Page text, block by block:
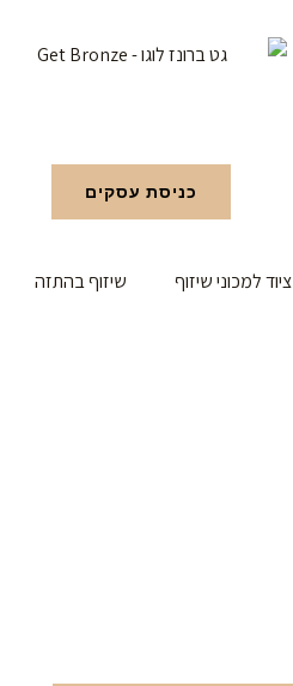
כניסת עסקים
ציוד למכוני שיזוף שיזוף בהתזה